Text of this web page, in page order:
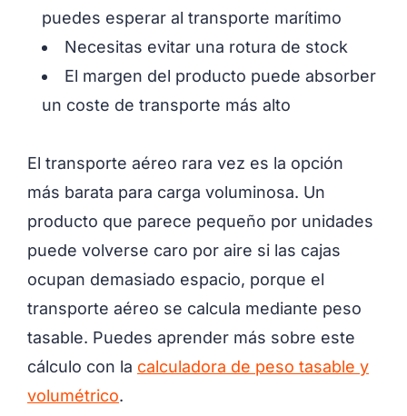
puedes esperar al transporte marítimo
Necesitas evitar una rotura de stock
El margen del producto puede absorber
un coste de transporte más alto
El transporte aéreo rara vez es la opción
más barata para carga voluminosa. Un
producto que parece pequeño por unidades
puede volverse caro por aire si las cajas
ocupan demasiado espacio, porque el
transporte aéreo se calcula mediante peso
tasable. Puedes aprender más sobre este
cálculo con la calculadora de peso tasable y
volumétrico.